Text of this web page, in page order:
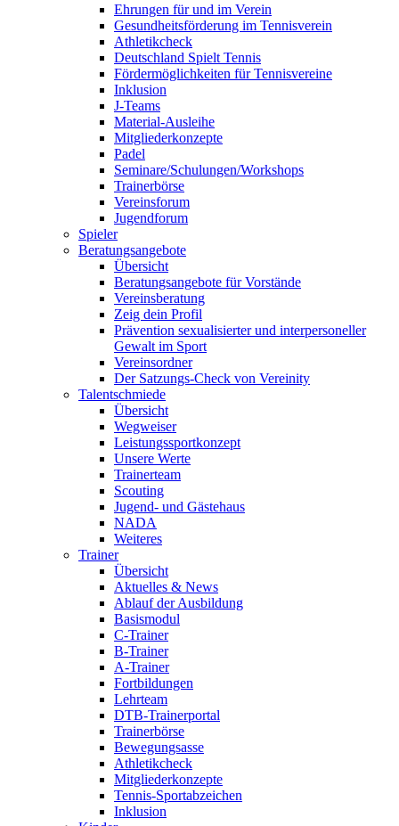
Ehrungen für und im Verein
Gesundheitsförderung im Tennisverein
Athletikcheck
Deutschland Spielt Tennis
Fördermöglichkeiten für Tennisvereine
Inklusion
J-Teams
Material-Ausleihe
Mitgliederkonzepte
Padel
Seminare/Schulungen/Workshops
Trainerbörse
Vereinsforum
Jugendforum
Spieler
Beratungsangebote
Übersicht
Beratungsangebote für Vorstände
Vereinsberatung
Zeig dein Profil
Prävention sexualisierter und interpersoneller
Gewalt im Sport
Vereinsordner
Der Satzungs-Check von Vereinity
Talentschmiede
Übersicht
Wegweiser
Leistungssportkonzept
Unsere Werte
Trainerteam
Scouting
Jugend- und Gästehaus
NADA
Weiteres
Trainer
Übersicht
Aktuelles & News
Ablauf der Ausbildung
Basismodul
C-Trainer
B-Trainer
A-Trainer
Fortbildungen
Lehrteam
DTB-Trainerportal
Trainerbörse
Bewegungsasse
Athletikcheck
Mitgliederkonzepte
Tennis-Sportabzeichen
Inklusion